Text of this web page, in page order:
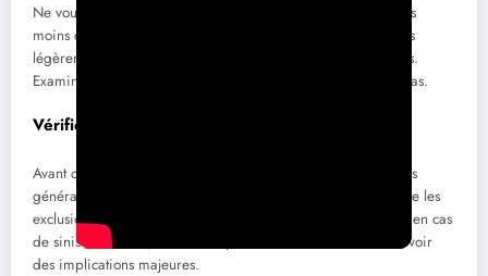
Ne vous laissez pas séduire uniquement par le prix. Un devis
moins cher peut offrir moins de garanties, tandis qu’un devis
légèrement plus cher peut inclure des protections essentielles.
Examinez attentivement ce qui est couvert et ce qui ne l’est pas.
Vérifier les conditions générales
Avant de prendre une décision finale, consultez les conditions
générales de chaque offre. Assurez-vous de bien comprendre les
exclusions de garanties qui pourraient vous poser problème en cas
de sinistre. Parfois, une clause peut sembler anodine mais avoir
des implications majeures.